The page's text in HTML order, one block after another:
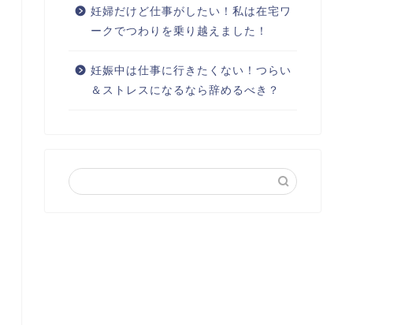
妊婦だけど仕事がしたい！私は在宅ワ
ークでつわりを乗り越えました！
妊娠中は仕事に行きたくない！つらい
＆ストレスになるなら辞めるべき？